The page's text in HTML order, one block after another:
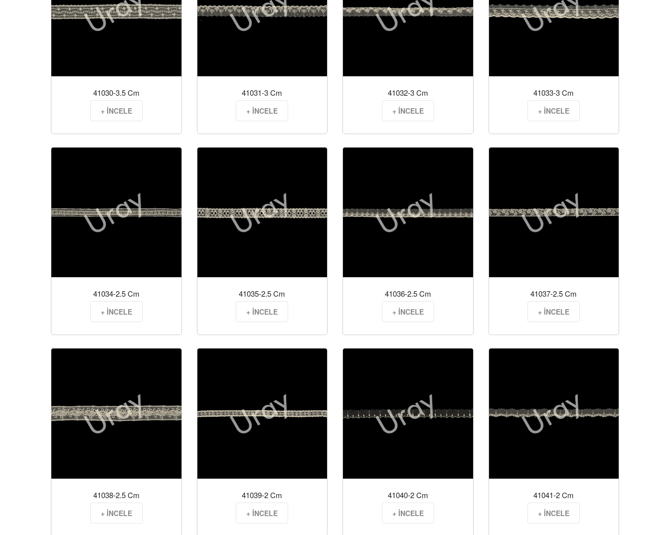
41030-3.5 Cm
+ İNCELE
41031-3 Cm
+ İNCELE
41032-3 Cm
+ İNCELE
41033-3 Cm
+ İNCELE
41034-2.5 Cm
+ İNCELE
41035-2.5 Cm
+ İNCELE
41036-2.5 Cm
+ İNCELE
41037-2.5 Cm
+ İNCELE
41038-2.5 Cm
+ İNCELE
41039-2 Cm
+ İNCELE
41040-2 Cm
+ İNCELE
41041-2 Cm
+ İNCELE